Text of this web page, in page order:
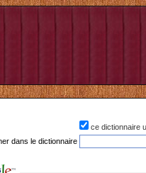
ce dictionnaire
dans le dictionnaire